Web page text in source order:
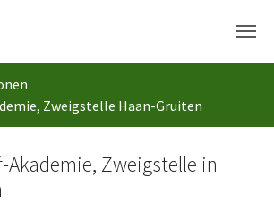
Zweigstelle Haan-Gruiten
Akademie, Zweigstelle in